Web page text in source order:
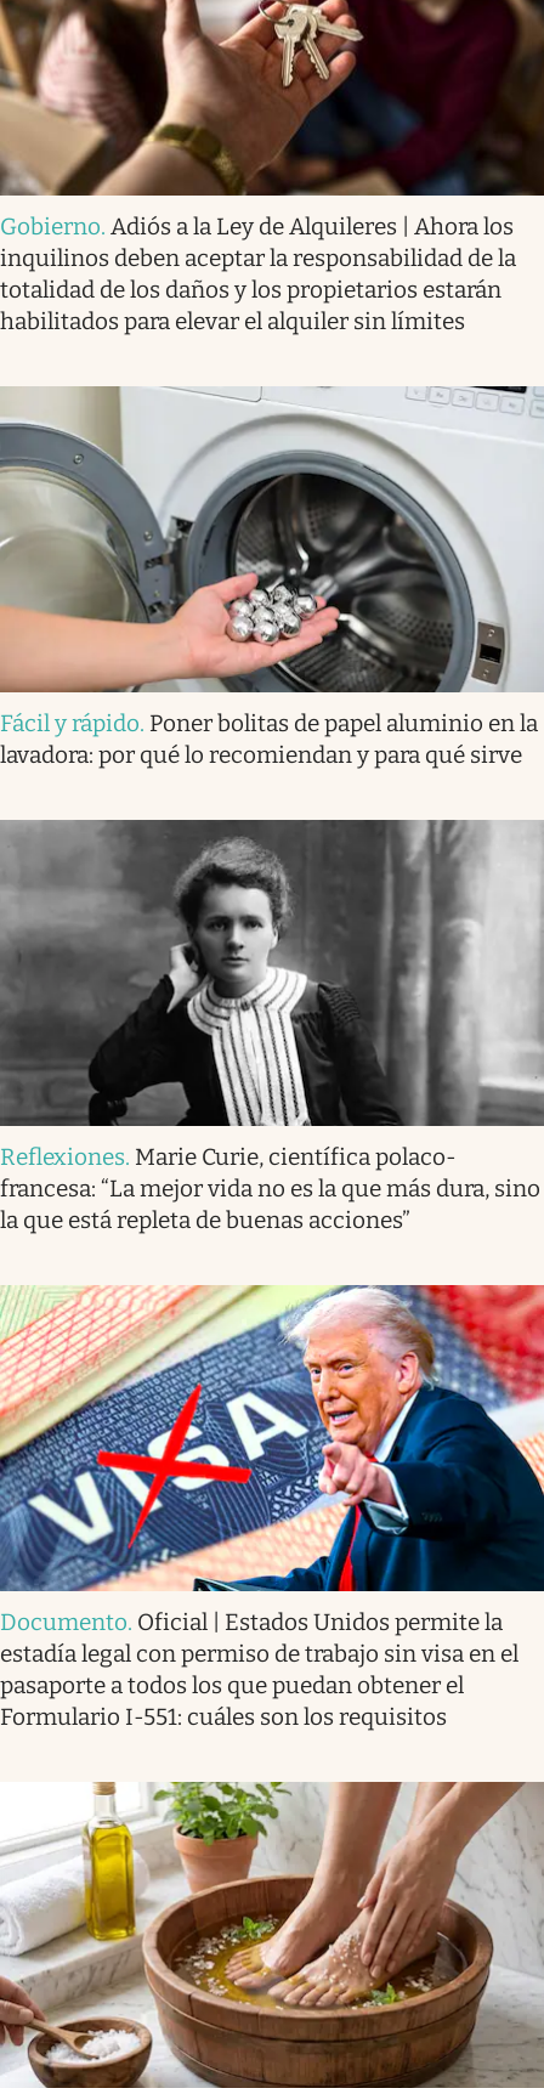
Gobierno. Adiós a la Ley de Alquileres | Ahora los
inquilinos deben aceptar la responsabilidad de la
totalidad de los daños y los propietarios estarán
habilitados para elevar el alquiler sin límites
Fácil y rápido. Poner bolitas de papel aluminio en la
lavadora: por qué lo recomiendan y para qué sirve
Reflexiones. Marie Curie, científica polaco-
francesa: “La mejor vida no es la que más dura, sino
la que está repleta de buenas acciones”
Documento. Oficial | Estados Unidos permite la
estadía legal con permiso de trabajo sin visa en el
pasaporte a todos los que puedan obtener el
Formulario I-551: cuáles son los requisitos